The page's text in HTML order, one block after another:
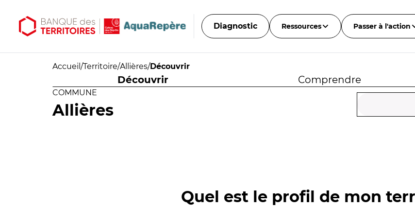
Diagnostic Ressources Passer à l'action
Accueil /Territoire/Allières/Découvrir
Découvrir Comprendre
COMMUNE
Allières
Quel est le profil de mon